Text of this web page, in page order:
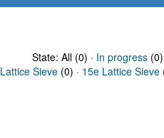
State: All (0) · In progress(0)
Sieve (0) · 15e Lattice Sieve